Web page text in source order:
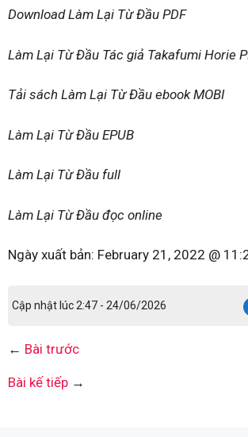
Download Làm Lại Từ Đầu PDF
Làm Lại Từ Đầu Tác giả Takafumi Horie
Tải sách Làm Lại Từ Đầu ebook MOBI
Làm Lại Từ Đầu EPUB
Làm Lại Từ Đầu full
Làm Lại Từ Đầu đọc online
Ngày xuất bản: February 21, 2022 @
Cập nhật lúc 2:47 - 24/06/2026
← Bài trước
Bài kế tiếp →